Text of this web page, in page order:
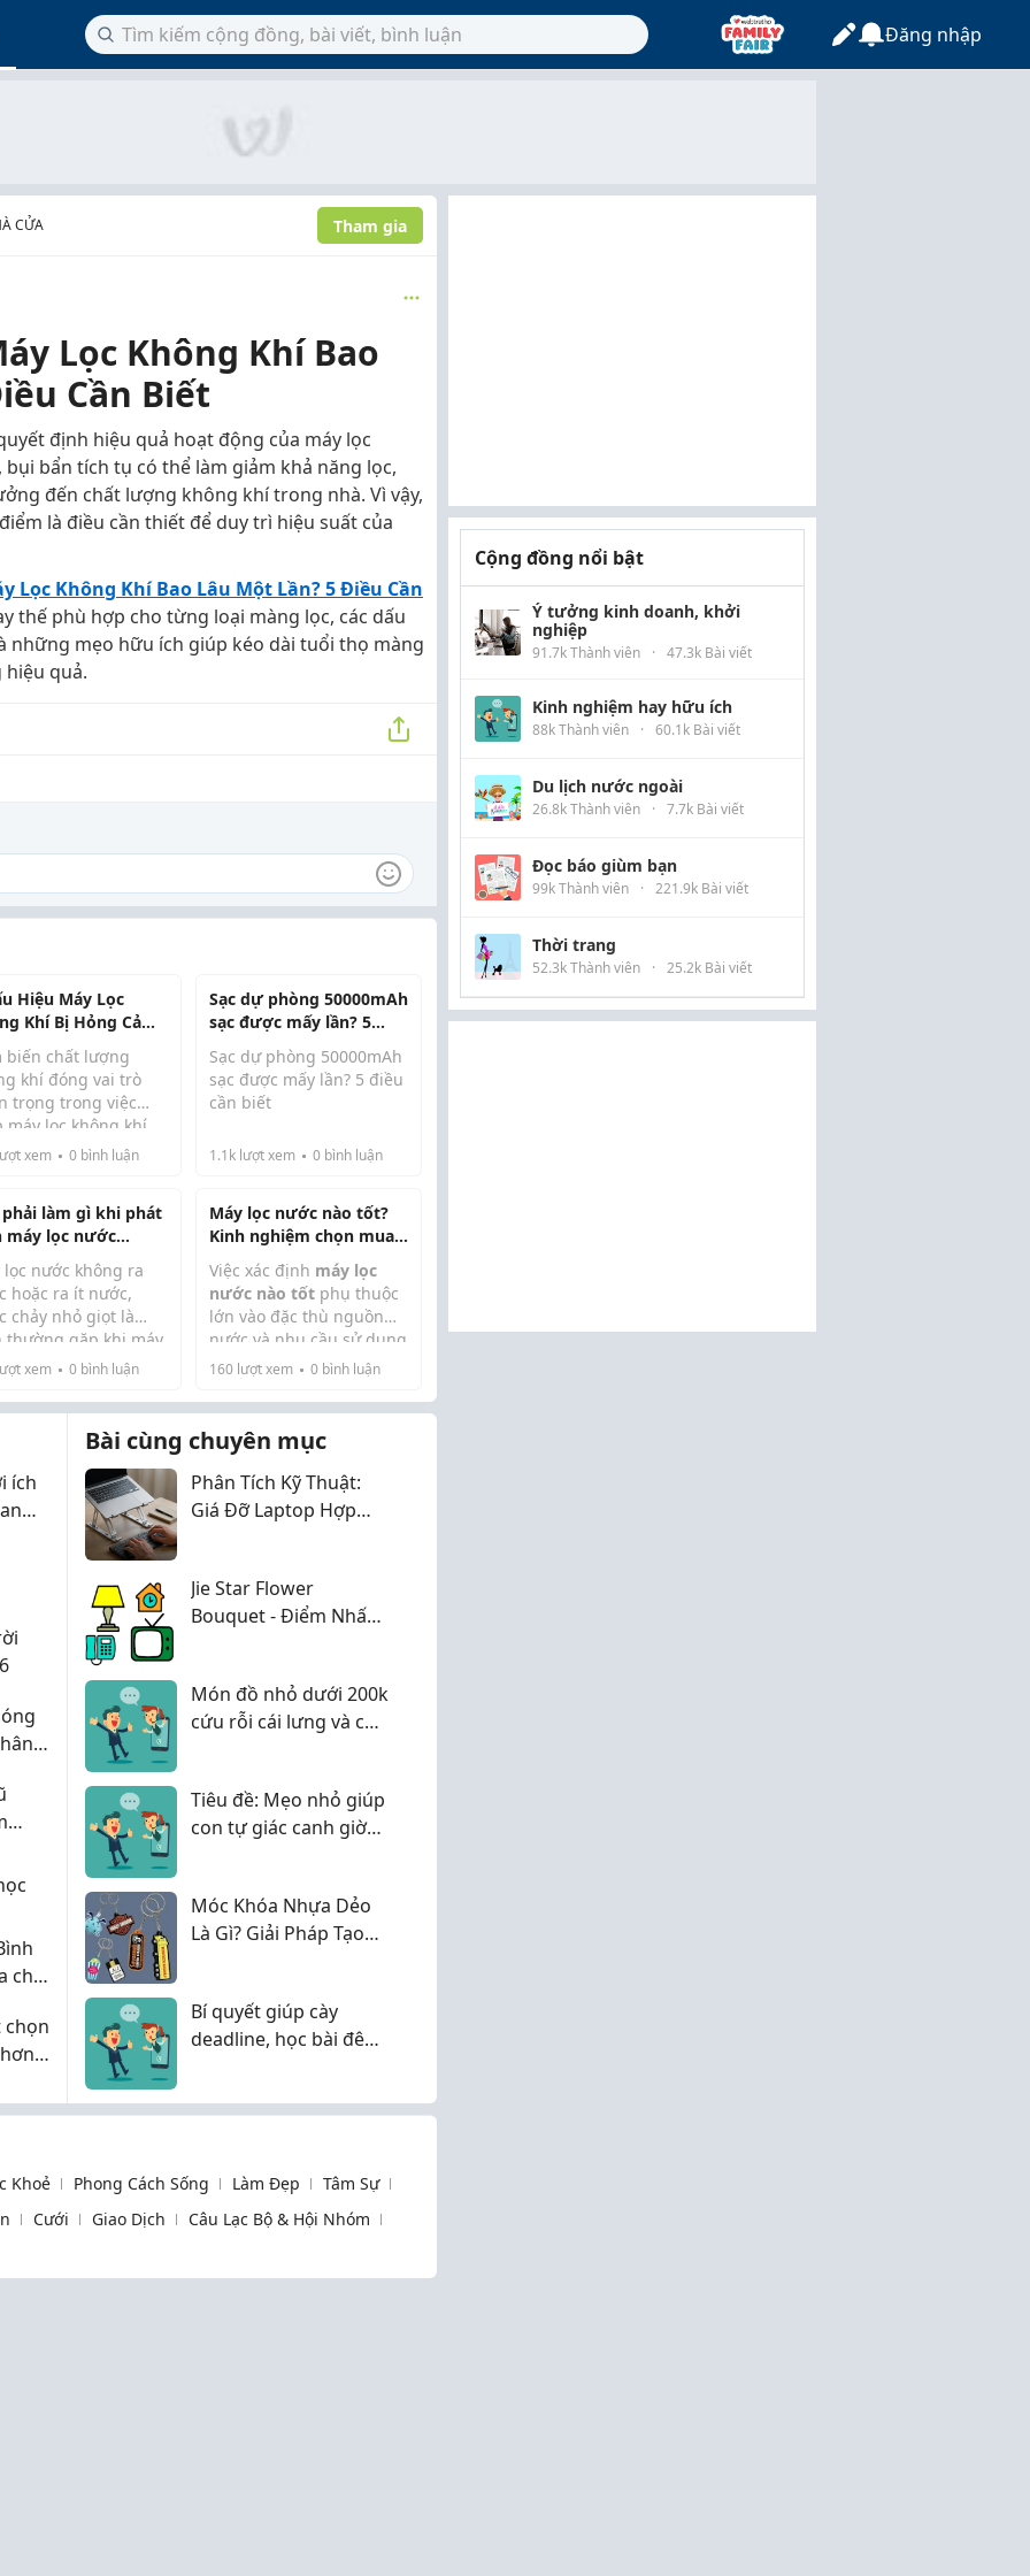
Đăng nhập
CỬA Tham gia
Lọc Không Khí Bao
Cần Biết
định hiệu quả hoạt động của máy lọc
bẩn tích tụ có thể làm giảm khả năng lọc,
đến chất lượng không khí trong nhà. Vì vậy,
là điều cần thiết để duy trì hiệu suất của
Lọc Không Khí Bao Lâu Một Lần? 5 Điều Cần
thế phù hợp cho từng loại màng lọc, các dấu
những mẹo hữu ích giúp kéo dài tuổi thọ màng
quả.
Hiệu Máy Lọc
Khí Bị Hỏng Cảm
Người Dùng Cần
biến chất lượng
khí đóng vai trò
trọng trong việc
máy lọc không khí
hiện bụi, mùi hôi và
động điều chỉnh
suất dựa t...
xem 0 bình luận
Sạc dự phòng 50000mAh
sạc được mấy lần? 5
điều cần biết
Sạc dự phòng 50000mAh
sạc được mấy lần? 5 điều
cần biết
đây, sạc dự phòng
lần là câu hỏi được rất
nhiều người quan tâm
phòng dung lượng lớn...
1.1klượt xem 0bình luận
phải làm gì khi phát
máy lọc nước
ra nước?
lọc nước không ra
hoặc ra ít nước,
chảy nhỏ giọt là
thường gặp khi máy
Đây rất có thể do
thay lõi lọc nước
máy sử dụng lâu
rất dễ bị hỏng ...
xem 0 bình luận
Máy lọc nước nào tốt?
Kinh nghiệm chọn mua
máy lọc nước gia đình
2026
Việc xác định máy lọc
nước nào tốtphụ thuộc
lớn vào đặc thù nguồn
nước và nhu cầu sử dụng
của mỗi gia đình. Bài viết
nghiệm mua máy lọc
nướcthực tế, từ việc so
sánh công nghệ RO, ...
160lượt xem 0bình luận
ích
chỉ
chọn
Bài cùng chuyên mục
Phân Tích Kỹ Thuật:
Giá Đỡ Laptop Hợp
Jie Star Flower
Bouquet - Điểm Nhấn
Món đồ nhỏ dưới 200k
cứu rỗi cái lưng và cổ
tiếng/ngày!
Tiêu đề: Mẹo nhỏ giúp
con tự giác canh giờ
phải hò reo!
Móc Khóa Nhựa Dẻo
Là Gì? Giải Pháp Tạo
Dép
Bí quyết giúp cày
deadline, học bài đêm
vào sáng hôm sau!
Khoẻ Phong Cách Sống Làm Đẹp
Tâm Sự
Cưới Giao Dịch
Câu Lạc Bộ & Hội Nhóm
Cộng đồng nổi bật
Ý tưởng kinh doanh, khởi
nghiệp
91.7k Thành viên · 47.3k Bài viết
Kinh nghiệm hay hữu ích
88k Thành viên · 60.1k Bài viết
Du lịch nước ngoài
26.8k Thành viên · 7.7k Bài viết
Đọc báo giùm bạn
99k Thành viên · 221.9k Bài viết
Thời trang
52.3k Thành viên · 25.2k Bài viết